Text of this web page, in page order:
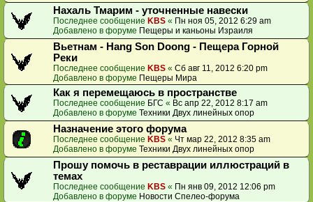
Нахаль Тмарим - уточненные навески
Последнее сообщение KBS « Пн ноя 05, 2012 6:29 am
Добавлено в форуме Пещеры и каньоны Израиля
Вьетнам - Hang Son Doong - Пещера Горной
Реки
Последнее сообщение KBS « Сб авг 11, 2012 6:20 pm
Добавлено в форуме Пещеры Мира
Как я перемещаюсь в пространстве
Последнее сообщение БГС « Вс апр 22, 2012 8:17 am
Добавлено в форуме Техники Двух линейных опор
Назначение этого форума
Последнее сообщение KBS « Чт мар 22, 2012 8:35 am
Добавлено в форуме Техники Двух линейных опор
Прошу помочь в реставрации иллюстраций в
темах
Последнее сообщение KBS « Пн янв 09, 2012 12:06 pm
Добавлено в форуме Новости Спелео-форума